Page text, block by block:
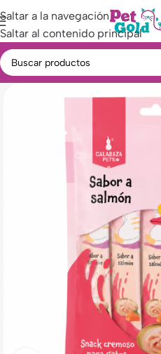
Saltar a la navegación
Saltar al contenido principal